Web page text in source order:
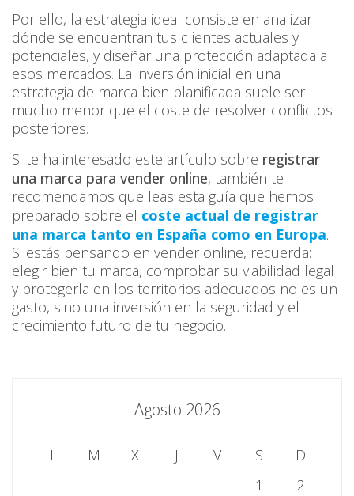
Por ello, la estrategia ideal consiste en analizar
dónde se encuentran tus clientes actuales y
potenciales, y diseñar una protección adaptada a
esos mercados. La inversión inicial en una
estrategia de marca bien planificada suele ser
mucho menor que el coste de resolver conflictos
posteriores.
Si te ha interesado este artículo sobre registrar
una marca para vender online, también te
recomendamos que leas esta guía que hemos
preparado sobre el coste actual de registrar
una marca tanto en España como en Europa.
Si estás pensando en vender online, recuerda:
elegir bien tu marca, comprobar su viabilidad legal
y protegerla en los territorios adecuados no es un
gasto, sino una inversión en la seguridad y el
crecimiento futuro de tu negocio.
Agosto 2026
L M X J V S
D
1
2